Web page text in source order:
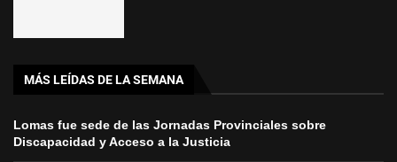
MÁS LEÍDAS DE LA SEMANA
Lomas fue sede de las Jornadas Provinciales sobre
Discapacidad y Acceso a la Justicia